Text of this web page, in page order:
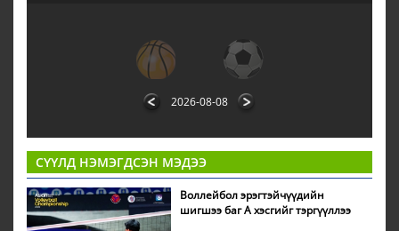
2026-08-08
СҮҮЛД НЭМЭГДСЭН МЭДЭЭ
Воллейбол эрэгтэйчүүдийн
шигшээ баг А хэсгийг тэргүүллээ